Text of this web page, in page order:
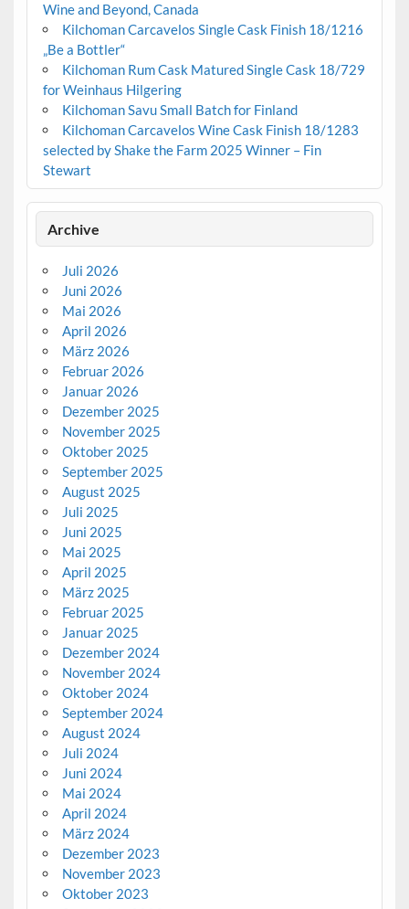
Wine and Beyond, Canada
Kilchoman Carcavelos Single Cask Finish 18/1216
„Be a Bottler“
Kilchoman Rum Cask Matured Single Cask 18/729
for Weinhaus Hilgering
Kilchoman Savu Small Batch for Finland
Kilchoman Carcavelos Wine Cask Finish 18/1283
selected by Shake the Farm 2025 Winner – Fin
Stewart
Archive
Juli 2026
Juni 2026
Mai 2026
April 2026
März 2026
Februar 2026
Januar 2026
Dezember 2025
November 2025
Oktober 2025
September 2025
August 2025
Juli 2025
Juni 2025
Mai 2025
April 2025
März 2025
Februar 2025
Januar 2025
Dezember 2024
November 2024
Oktober 2024
September 2024
August 2024
Juli 2024
Juni 2024
Mai 2024
April 2024
März 2024
Dezember 2023
November 2023
Oktober 2023